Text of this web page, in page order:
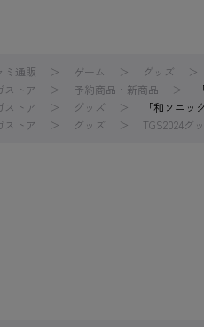
ミ通販 ゲーム グッズ
ストア 予約商品・新商品
ストア グッズ
「和ソニ
ストア グッズ TGS2024グ